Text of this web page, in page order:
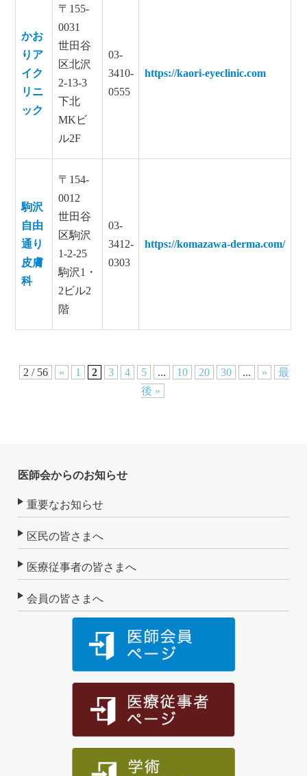
かお
りア
イク
リニ
ック
〒155-
0031
世田谷
区北沢
2-13-3
下北
MKビ
ル2F
03-
3410-
0555
https://kaori-eyeclinic.com
駒沢
自由
通り
皮膚
科
〒154-
0012
世田谷
区駒沢
1-2-25
駒沢1・
2ビル2
階
03-
3412-
0303
https://komazawa-derma.com/
2 / 56 « 1 2 3 4 5 ... 10 20 30 ... »
最
後 »
医師会からのお知らせ
重要なお知らせ
区民の皆さまへ
医療従事者の皆さまへ
会員の皆さまへ